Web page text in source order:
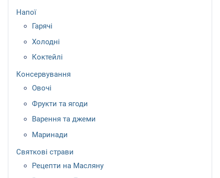
Напої
Гарячі
Холодні
Коктейлі
Консервування
Овочі
Фрукти та ягоди
Варення та джеми
Маринади
Святкові страви
Рецепти на Масляну